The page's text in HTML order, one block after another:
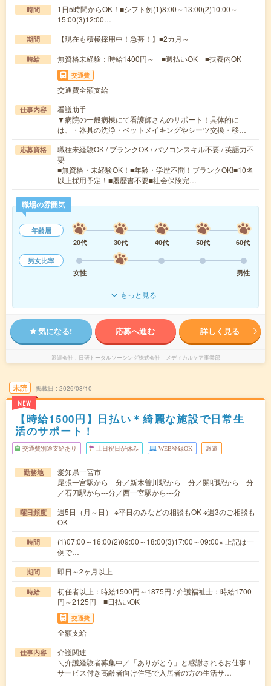
時間
1日5時間からOK！■シフト例(1)8:00～13:00(2)10:00～
15:00(3)12:00…
期間 【現在も積極採用中！急募！】■2カ月～
時給 無資格未経験：時給1400円～ ■週払いOK ■扶養内OK
交通費
交通費全額支給
仕事内容
看護助手
▼病院の一般病棟にて看護師さんのサポート！具体的に
は、・器具の洗浄・ベットメイキングやシーツ交換・移…
応募資格
職種未経験OK / ブランクOK / パソコンスキル不要 / 英語力不
要
■無資格・未経験OK！■年齢・学歴不問！ブランクOK!■10名
以上採用予定！■履歴書不要■社会保険完…
職場の雰囲気
年齢層
20代
30代 40代 50代
60代
男女比率
女性
男性
もっと見る
気になる! 応募へ進む 詳しく見る
派遣会社 日研トータルソーシング株式会社 メディカルケア事業部
未読
NEW
掲載日 2026/08/10
【時給1500円】日払い＊綺麗な施設で日常生
活のサポート！
交通費別途支給あり 土日祝日が休み WEB登録OK 派遣
勤務地
愛知県一宮市
尾張一宮駅から---分／新木曽川駅から---分／開明駅から---分
／石刀駅から---分／西一宮駅から---分
曜日頻度
週5日（月～日） ※平日のみなどの相談もOK ※週3のご相談も
OK
時間
(1)07:00～16:00(2)09:00～18:00(3)17:00～09:00※ 上記は一
例で…
期間 即日～2ヶ月以上
時給
初任者以上：時給1500円～1875円 / 介護福祉士：時給1700
円～2125円 ■日払いOK
交通費
全額支給
仕事内容
介護関連
＼介護経験者募集中／「ありがとう」と感謝されるお仕事！
サービス付き高齢者向け住宅で入居者の方の生活サ…